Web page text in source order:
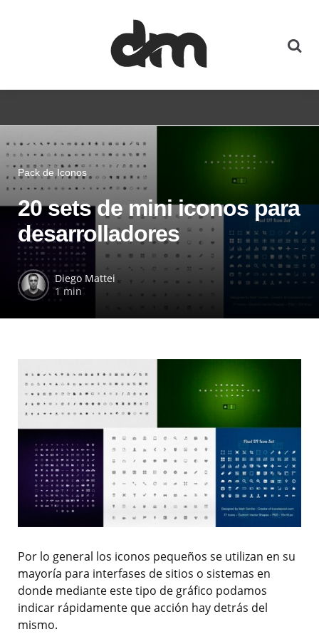
Pack de Iconos
20 sets de mini iconos para
desarrolladores
Diego Mattei
1 min
Por lo general los iconos pequeños se utilizan en su
mayoría para interfases de sitios o sistemas en
donde mediante este tipo de gráfico podamos
indicar rápidamente que acción hay detrás del
mismo.